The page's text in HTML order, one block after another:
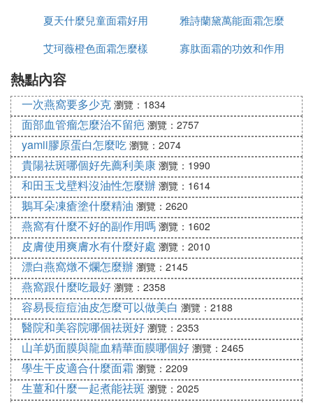
如果目前條件不足的話，也不要盲目地跟風，選擇適
合自己相對平價的面霜，也可以有相應的效果。
『貳』 赫蓮娜綠寶瓶面霜，赫蓮娜綠寶瓶
輕乳霜怎麼樣
作為具有貴婦級護膚品之稱的護膚品牌，赫蓮娜近幾
年在國內市場上的發展是非常不錯的，該品牌針對不
同年齡層的不同肌膚問題，有九大系列產品，大家可
以根據自己的需求選購合適的產品，不過目前大眾比
較感興趣的就是赫蓮娜綠寶瓶面霜和赫蓮娜綠寶瓶輕
乳霜這兩個產品，下面就跟大家聊一聊赫蓮娜綠寶瓶
面霜好用嗎？赫蓮娜綠寶瓶輕乳霜怎麼樣呢？
赫蓮娜綠寶瓶面霜是目前赫蓮娜品牌下口碑非常不錯
的產品之一，該產品不管是在質地還是滋潤度上，都
非常不錯，而且該面霜的吸收程度很不錯，上臉不會
有很明顯的黏膩感，滋潤度也是很不錯的。目前這款
產品比較適合在春天和秋天這兩個季節使用，而且所
用的成分也比較溫和，就算是干皮和敏感皮也可以使
用，並且赫蓮娜綠寶瓶面霜對敏感膚質還能起到一定
的修復作用。
夏天什麼兒童面霜好用
雅詩蘭黛萬能面霜怎麼
是白色的
艾珂薇橙色面霜怎麼樣
寡肽面霜的功效和作用
熱點內容
一次燕窩要多少克 瀏覽：1834
面部血管瘤怎麼治不留疤 瀏覽：2757
yamii膠原蛋白怎麼吃 瀏覽：2074
貴陽祛斑哪個好先薦利美康 瀏覽：1990
和田玉戈壁料沒油性怎麼辦 瀏覽：1614
鵝耳朵凍瘡塗什麼精油 瀏覽：2620
燕窩有什麼不好的副作用嗎 瀏覽：1602
皮膚使用爽膚水有什麼好處 瀏覽：2010
漂白燕窩燉不爛怎麼辦 瀏覽：2145
燕窩跟什麼吃最好 瀏覽：2358
容易長痘痘油皮怎麼可以做美白 瀏覽：2188
醫院和美容院哪個祛斑好 瀏覽：2353
山羊奶面膜與龍血精華面膜哪個好 瀏覽：2465
學生干皮適合什麼面霜 瀏覽：2209
生薑和什麼一起煮能祛斑 瀏覽：2025